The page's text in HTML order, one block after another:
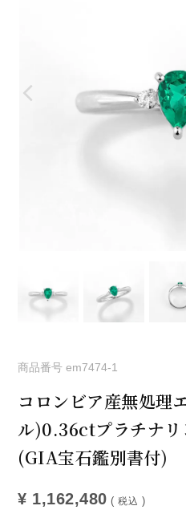
商品番号 em7474-1
コロンビア産無処理
ル)0.36ctプラチナ
(GIA宝石鑑別書付)
¥ 1,162,480 税込